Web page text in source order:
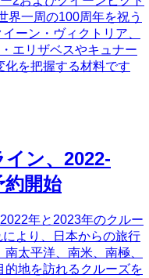
界一周の100周年を祝う
ーン・ヴィクトリア、
エリザベスやキュナー
化を把握する材料です
ン、2022-
約開始
年と2023年のクルー
より、日本からの旅行
太平洋、南米、南極、
地を訪れるクルーズを